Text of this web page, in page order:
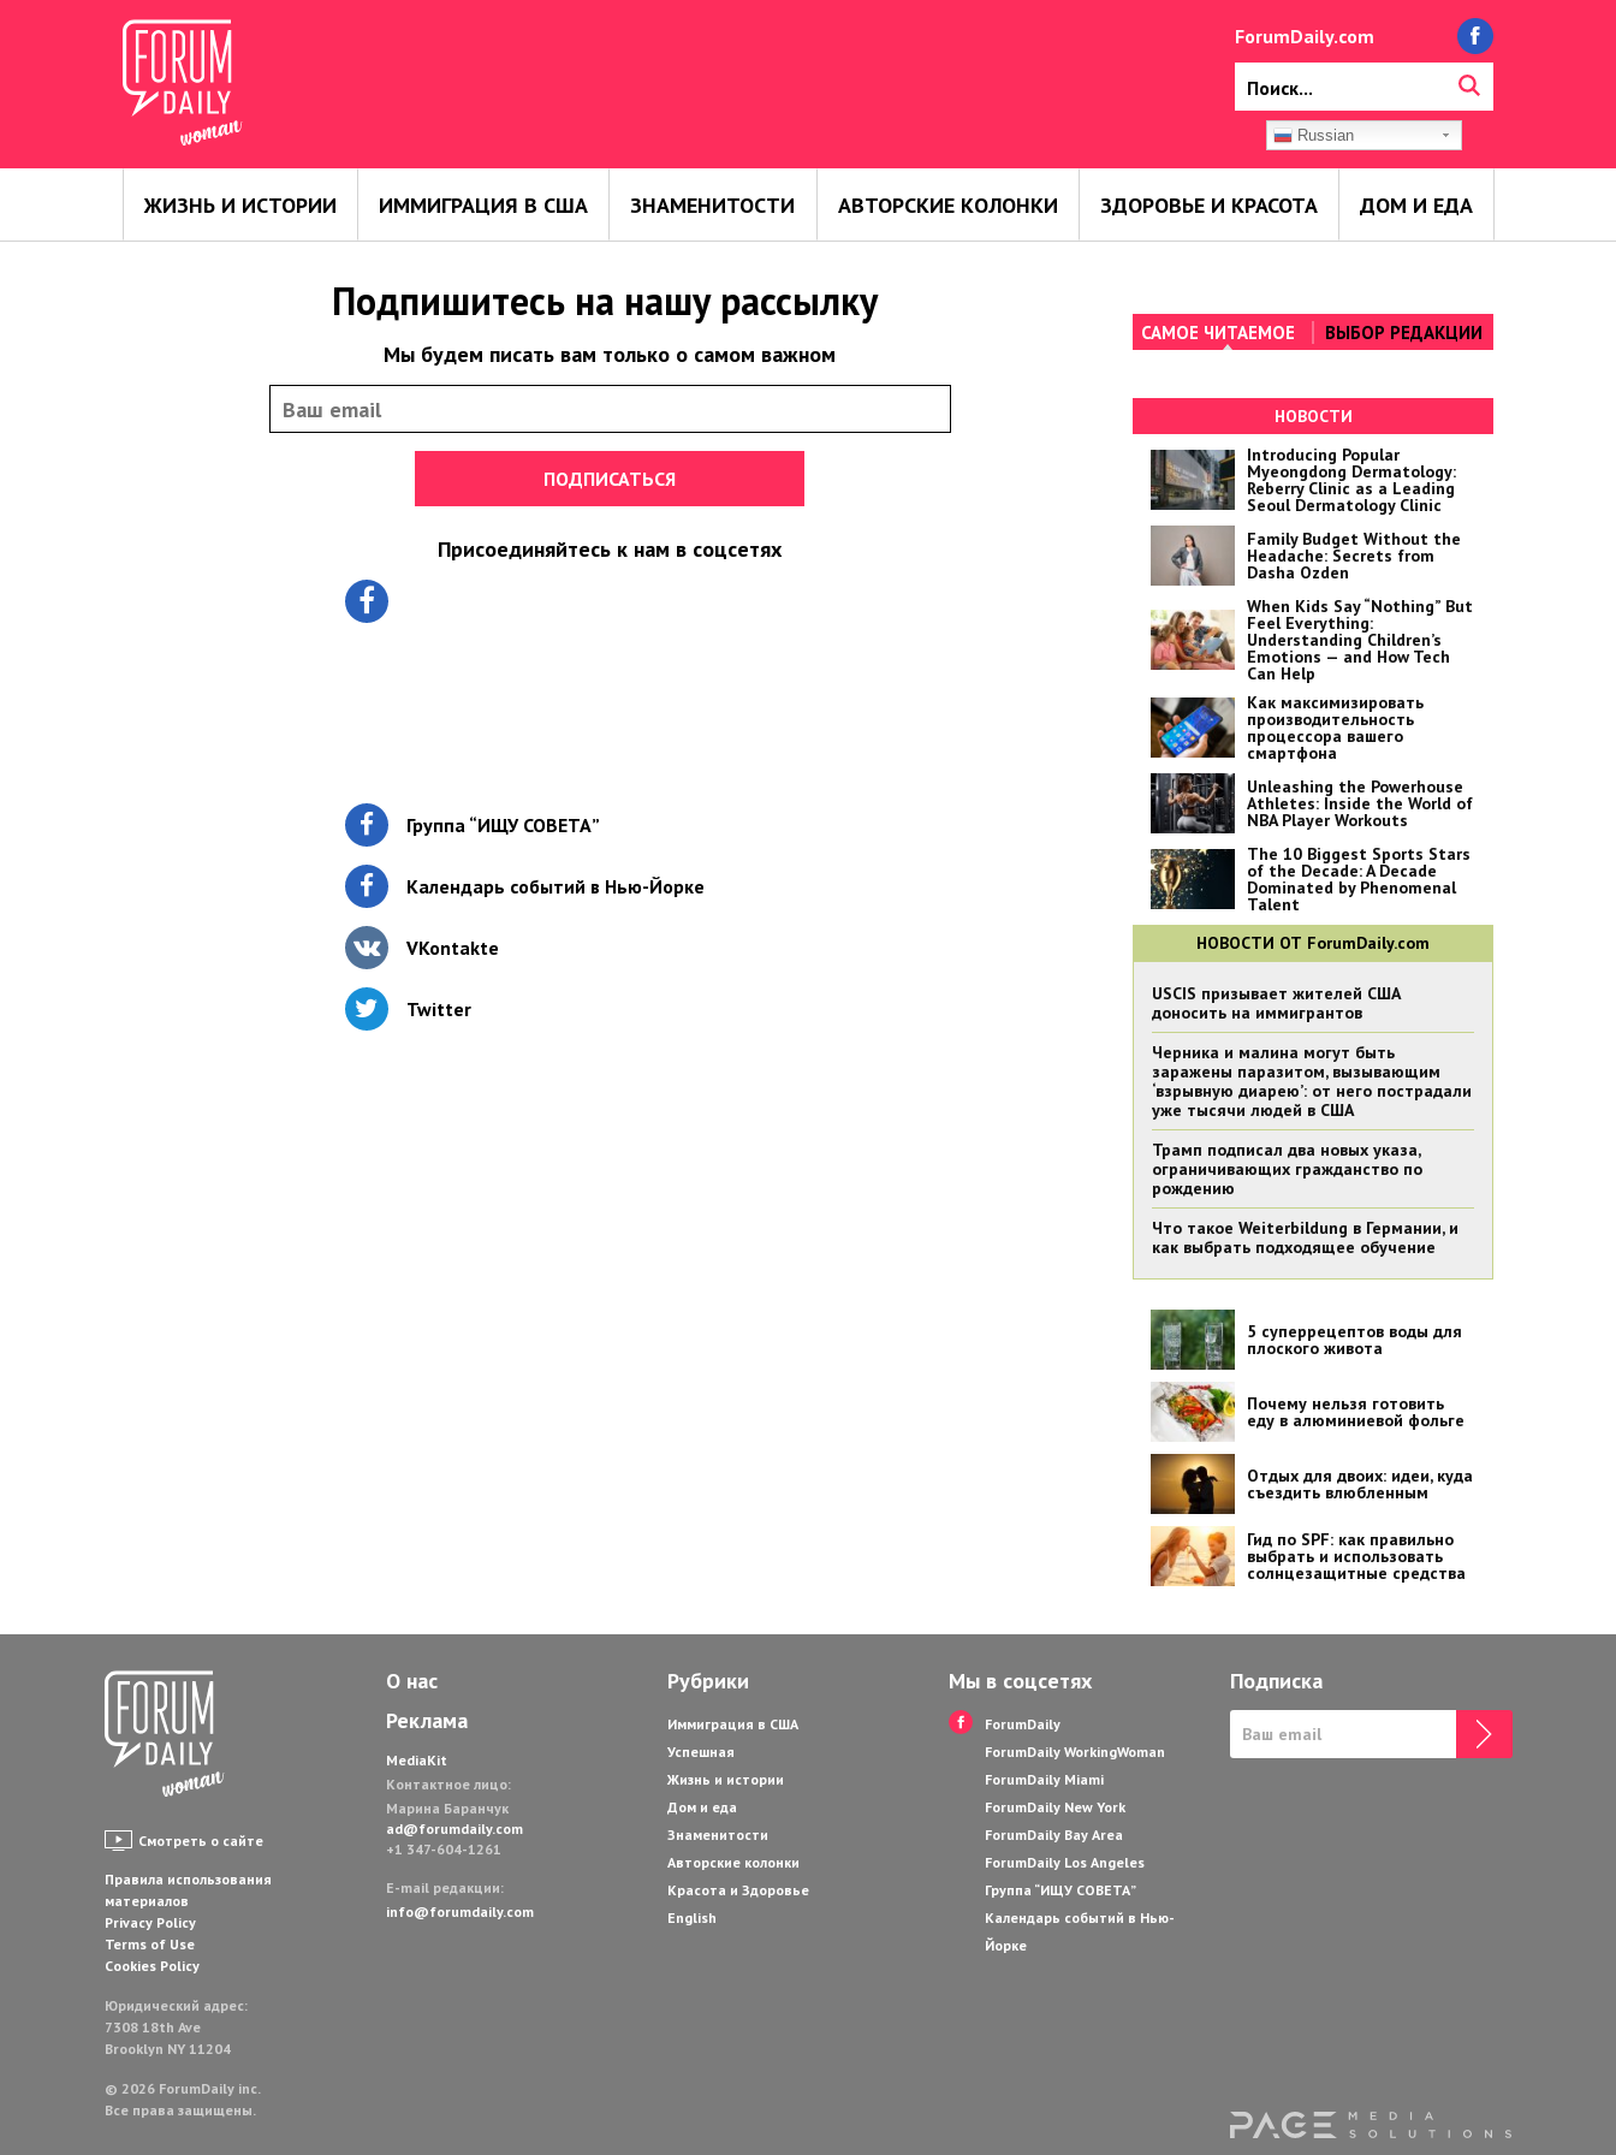
ForumDaily.com
Russian
ЖИЗНЬ И ИСТОРИИ ИММИГРАЦИЯ В США ЗНАМЕНИТОСТИ АВТОРСКИЕ КОЛОНКИ ЗДОРОВЬЕ И КРАСОТА ДОМ И ЕДА
Подпишитесь на нашу рассылку
Мы будем писать вам только о самом важном
ПОДПИСАТЬСЯ
Присоединяйтесь к нам в соцсетях
Группа “ИЩУ СОВЕТА”
Календарь событий в Нью-Йорке
VKontakte
Twitter
САМОЕ ЧИТАЕМОЕ ВЫБОР РЕДАКЦИИ
НОВОСТИ
Introducing Popular
Myeongdong Dermatology:
Reberry Clinic as a Leading
Seoul Dermatology Clinic
Family Budget Without the
Headache: Secrets from
Dasha Ozden
When Kids Say “Nothing” But
Feel Everything:
Understanding Children’s
Emotions — and How Tech
Can Help
Как максимизировать
производительность
процессора вашего
смартфона
Unleashing the Powerhouse
Athletes: Inside the World of
NBA Player Workouts
The 10 Biggest Sports Stars
of the Decade: A Decade
Dominated by Phenomenal
Talent
НОВОСТИ ОТ ForumDaily.com
USCIS призывает жителей США
доносить на иммигрантов
Черника и малина могут быть
заражены паразитом, вызывающим
‘взрывную диарею’: от него пострадали
уже тысячи людей в США
Трамп подписал два новых указа,
ограничивающих гражданство по
рождению
Что такое Weiterbildung в Германии, и
как выбрать подходящее обучение
5 суперрецептов воды для
плоского живота
Почему нельзя готовить
еду в алюминиевой фольге
Отдых для двоих: идеи, куда
съездить влюбленным
Гид по SPF: как правильно
выбрать и использовать
солнцезащитные средства
Смотреть о сайте
Правила использования
материалов
Privacy Policy
Terms of Use
Cookies Policy
Юридический адрес:
7308 18th Ave
Brooklyn NY 11204
© 2026 ForumDaily inc.
Все права защищены.
О нас
Реклама
MediaKit
Контактное лицо:
Марина Баранчук
ad@forumdaily.com
+1 347-604-1261
E-mail редакции:
info@forumdaily.com
Рубрики
Иммиграция в США
Успешная
Жизнь и истории
Дом и еда
Знаменитости
Авторские колонки
Красота и Здоровье
English
Мы в соцсетях
ForumDaily
ForumDaily WorkingWoman
ForumDaily Miami
ForumDaily New York
ForumDaily Bay Area
ForumDaily Los Angeles
Группа “ИЩУ СОВЕТА”
Календарь событий в Нью-
Йорке
Подписка